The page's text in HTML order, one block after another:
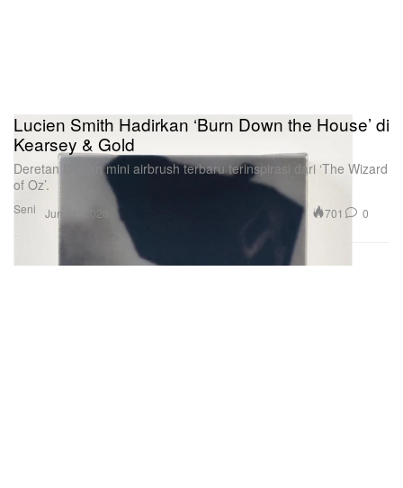
Seni
Lucien Smith Hadirkan ‘Burn Down the House’ di
Kearsey & Gold
Deretan lukisan mini airbrush terbaru terinspirasi dari ‘The Wizard
of Oz’.
Jun 11, 2026 701 0